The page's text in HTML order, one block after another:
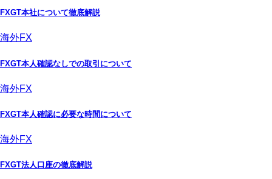
FXGT本社について徹底解説
海外FX
FXGT本人確認なしでの取引について
海外FX
FXGT本人確認に必要な時間について
海外FX
FXGT法人口座の徹底解説